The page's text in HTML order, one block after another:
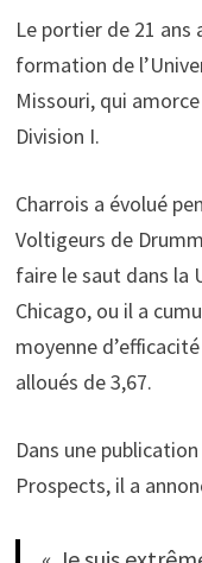
Le portier de 21 ans
formation de
Missouri, qui
Division I.
Charrois a évolué
Voltigeurs de
faire le saut dans la
Chicago, ou il a
moyenne
alloués de 3,67.
Dans une
Prospects, il a